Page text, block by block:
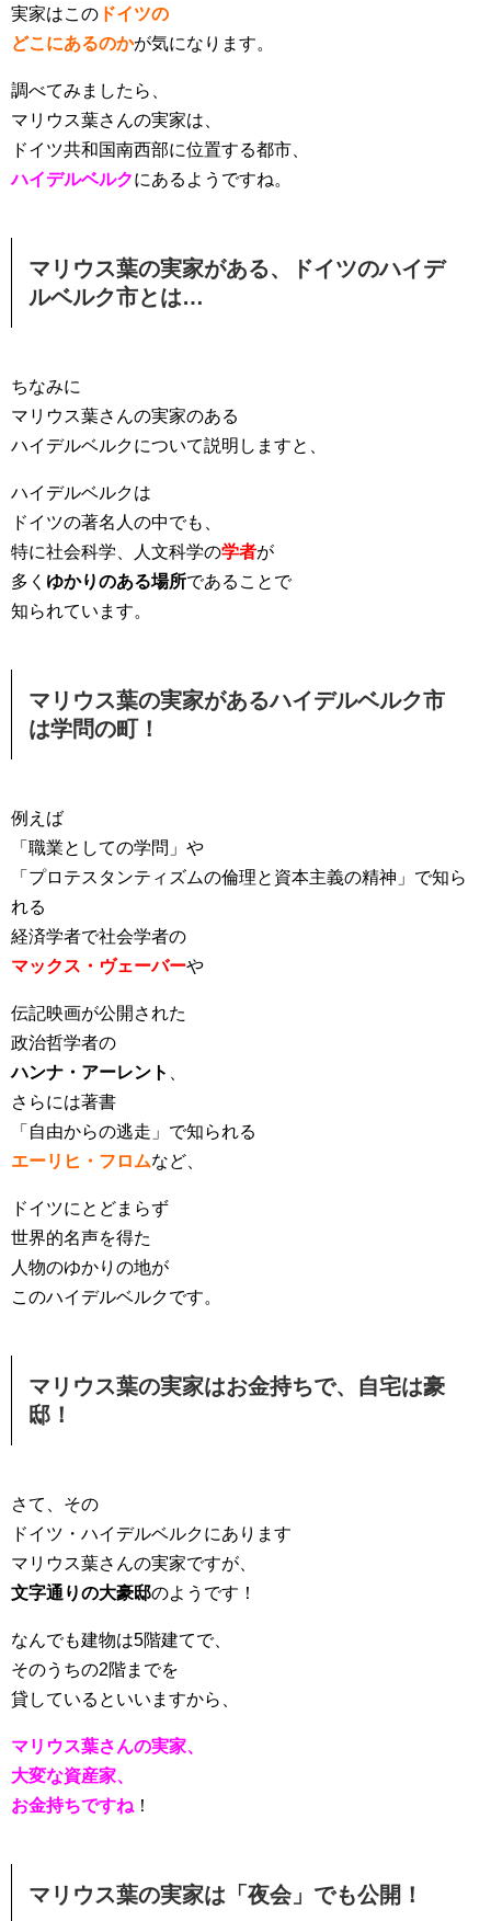
実家はこの ドイツの
どこにあるのかが気になります。
調べてみましたら、
マリウス葉さんの実家は、
ドイツ共和国南西部に位置する都市、
ハイデルベルクにあるようですね。
マリウス葉の実家がある、ドイツのハイデ
ルベルク市とは…
ちなみに
マリウス葉さんの実家のある
ハイデルベルクについて説明しますと、
ハイデルベルクは
ドイツの著名人の中でも、
特に社会科学、人文科学の学者が
多 く ゆかりのある場所であることで
知られています。
マリウス葉の実家があるハイデルベルク市
は学問の町！
例えば
「職業としての学問」や
「プロテスタンティズムの倫理と資本主義の精神」で知ら
れる
経済学者で社会学者の
マックス・ヴェーバーや
伝記映画が公開された
政治哲学者の
ハンナ・アーレント
さらには著書
「自由からの逃走」で知られる
エーリヒ・フロムなど、
ドイツにとどまらず
世界的名声を得た
人物のゆかりの地が
このハイデルベルクです。
マリウス葉の実家はお金持ちで、自宅は豪
邸！
さて、その
ドイツ・ハイデルベルクにあります
マリウス葉さんの実家ですが、
文字通りの大豪邸のようです！
なんでも建物は5階建てで、
そのうちの2階までを
貸しているといいますから、
マリウス葉さんの実家、
大変な資産家、
お金持ちですね ！
マリウス葉の実家は「夜会」でも公開！